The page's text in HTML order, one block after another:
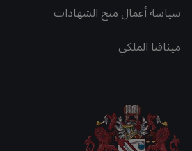
سياسة أعمال منح الشهادات
ميثاقنا الملكي